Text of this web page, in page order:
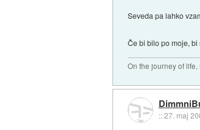
Seveda pa lahko
Če bi bilo po moje,
On the journey of
::27. maj